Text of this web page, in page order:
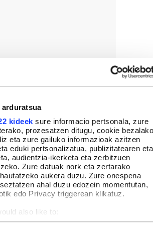
arduratsua
kideek sure informacio pertsonala, zure
prozesatzen ditugu, cookie bezalako
eta zure gailuko informazioak azitzen
eduki pertsonalizatua, publizitatearen eta
audientzia-ikerketa eta zerbitzuen
Zure datuak nork eta zertarako
aukera duzu. Zure onespena
ahal duzu edozein momentutan,
edo Privacy triggerean klikatuz.
also like to:
about your geographical location
IZANGO ZAIZU